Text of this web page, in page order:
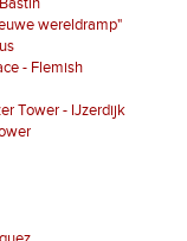
wereldramp"
- Flemish
Tower - IJzerdijk